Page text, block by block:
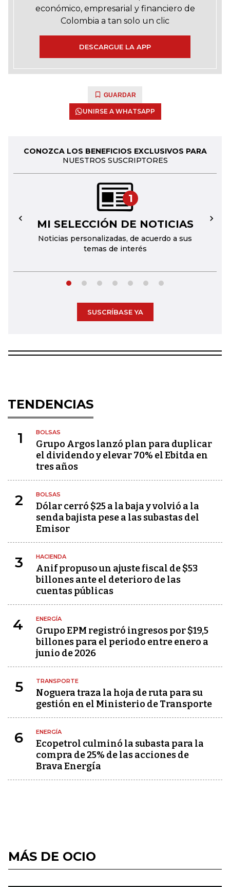
económico, empresarial y financiero de
Colombia a tan solo un clic
DESCARGUE LA APP
GUARDAR
UNIRSE A WHATSAPP
CONOZCA LOS BENEFICIOS EXCLUSIVOS PARA
NUESTROS SUSCRIPTORES
1
MI SELECCIÓN DE NOTICIAS
Noticias personalizadas, de acuerdo a sus
temas de interés
← →
SUSCRÍBASE YA
TENDENCIAS
1 BOLSAS
Grupo Argos lanzó plan para duplicar
el dividendo y elevar 70% el Ebitda en
tres años
2 BOLSAS
Dólar cerró $25 a la baja y volvió a la
senda bajista pese a las subastas del
Emisor
3 HACIENDA
Anif propuso un ajuste fiscal de $53
billones ante el deterioro de las
cuentas públicas
4 ENERGÍA
Grupo EPM registró ingresos por $19,5
billones para el periodo entre enero a
junio de 2026
5 TRANSPORTE
Noguera traza la hoja de ruta para su
gestión en el Ministerio de Transporte
6 ENERGÍA
Ecopetrol culminó la subasta para la
compra de 25% de las acciones de
Brava Energía
MÁS DE OCIO